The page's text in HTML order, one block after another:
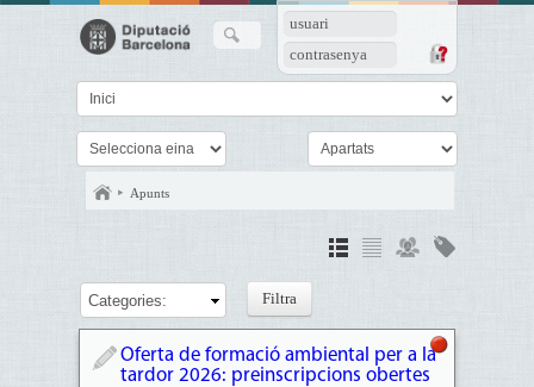
usuari
contrasenya
Apunts
Categories:
Oferta de formació ambiental per a la
tardor 2026: preinscripcions obertes